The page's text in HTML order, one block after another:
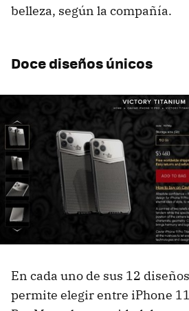
belleza, según la compañía.
Doce diseños únicos
En cada uno de sus 12
permite elegir entre iPhone